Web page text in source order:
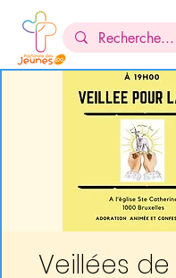
Veillées